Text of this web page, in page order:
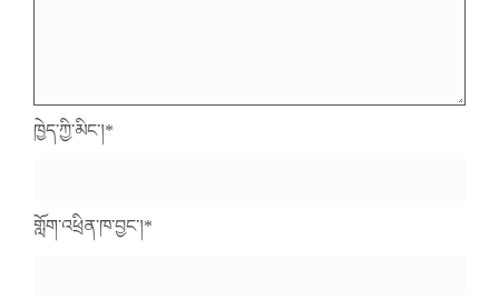
ཁྱེད་ཀྱི་མིང་།*
གློག་འཕྲིན་ཁ་བྱང་།*